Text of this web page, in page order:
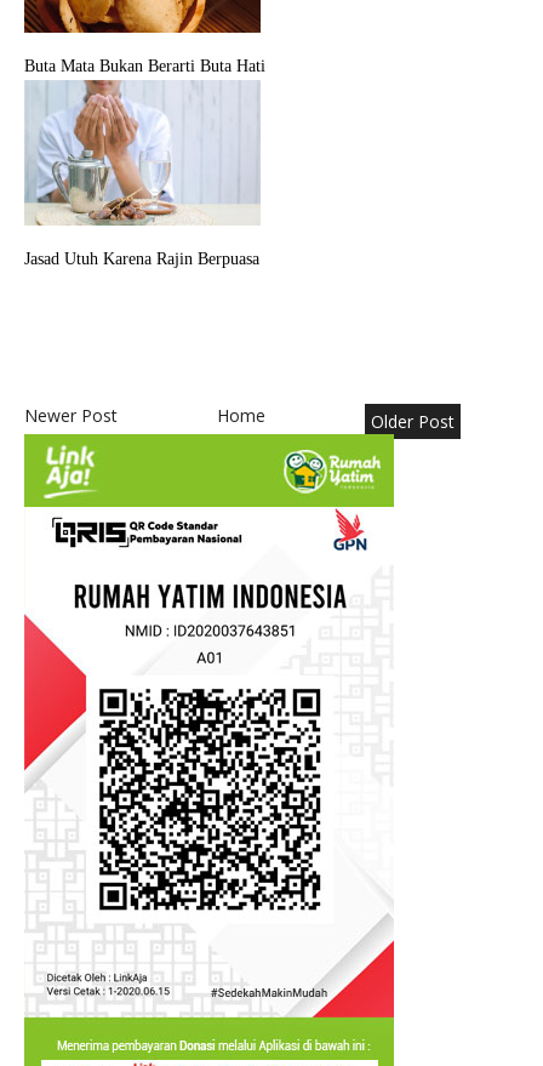
Buta Mata Bukan Berarti Buta Hati
Jasad Utuh Karena Rajin Berpuasa
Newer Post Older Post
Home